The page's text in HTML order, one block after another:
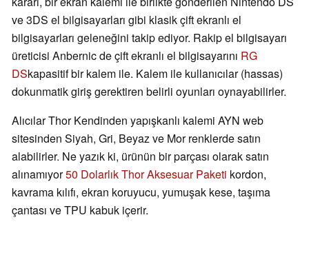
ve 3DS el bilgisayarları gibi klasik çift ekranlı el
bilgisayarları geleneğini takip ediyor. Rakip el bilgisayarı
üreticisi Anbernic de çift ekranlı el bilgisayarını RG
DSkapasitif bir kalem ile. Kalem ile kullanıcılar (hassas)
dokunmatik giriş gerektiren belirli oyunları oynayabilirler.
Alıcılar Thor Kendinden yapışkanlı kalemi AYN web
sitesinden Siyah, Gri, Beyaz ve Mor renklerde satın
alabilirler. Ne yazık ki, ürünün bir parçası olarak satın
alınamıyor50 Dolarlık Thor Aksesuar Paketi kordon,
kavrama kılıfı, ekran koruyucu, yumuşak kese, taşıma
çantası ve TPU kabuk içerir.